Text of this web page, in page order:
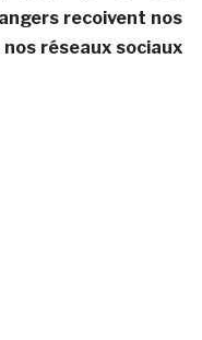
recoivent nos
réseaux sociaux